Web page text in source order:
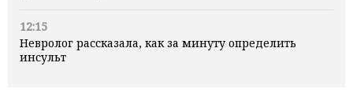
12:15
Невролог рассказала, как за минуту определить
инсульт